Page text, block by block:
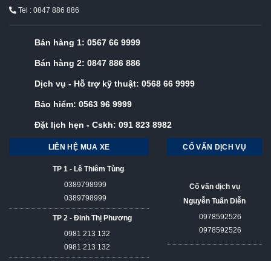
Tel : 0847 886 886
Bán hàng 1: 0567 66 9999
Bán hàng 2: 0847 886 886
Dịch vụ - Hỗ trợ kỹ thuật: 0568 66 9999
Bảo hiểm: 0563 96 9999
Đặt lịch hẹn - Cskh: 091 823 8982
LIÊN HỆ MUA XE
TP 1 - Lê Thiêm Tùng
0389798999
0389798999
TP 2 - Đinh Thị Phương
0981 213 132
0981 213 132
CỐ VẤN DỊCH VỤ
Cố vấn dịch vụ
Nguyễn Tuấn Diễn
0978592526
0978592526